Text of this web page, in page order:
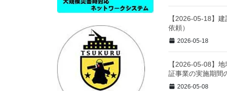
【2026-05-18】
依頼）
2026-05-18
【2026-05-08】
証事業の実施期間
2026-05-08